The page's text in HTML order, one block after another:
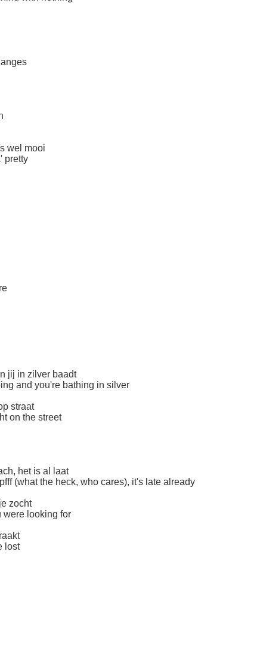
wel mooi
pretty
jij in zilver baadt
and you're bathing in silver
straat
on the street
het is al laat
(what the heck, who cares), it's late already
zocht
were looking for
lost